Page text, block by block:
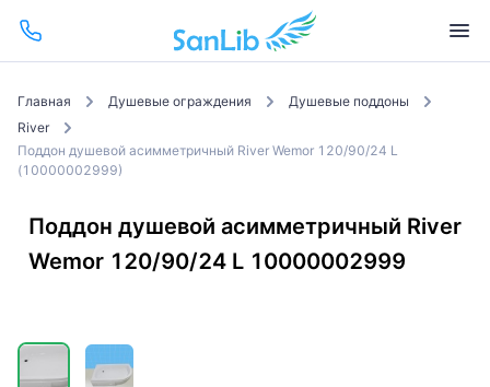
Главная Душевые ограждения
Душевые поддоны
River
Поддон душевой асимметричный River Wemor 120/90/24 L
(10000002999)
Поддон душевой асимметричный River
Wemor 120/90/24 L 10000002999